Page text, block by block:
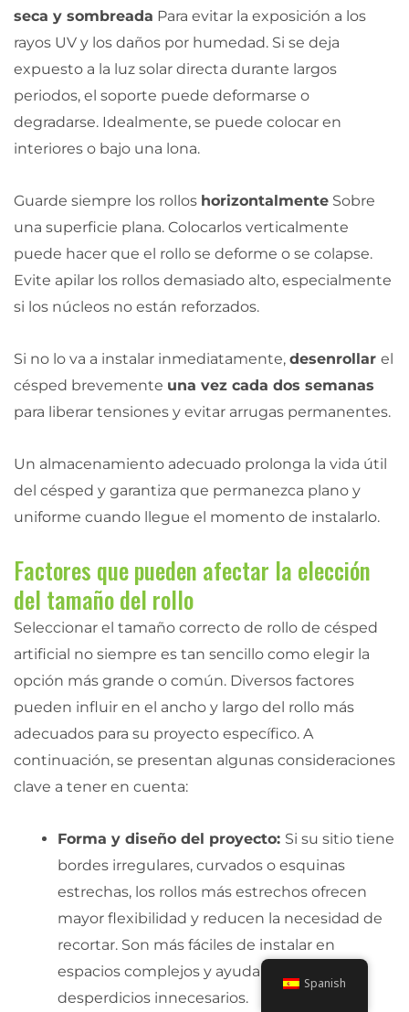
seca y sombreada Para evitar la exposición a los
rayos UV y los daños por humedad. Si se deja
expuesto a la luz solar directa durante largos
periodos, el soporte puede deformarse o
degradarse. Idealmente, se puede colocar en
interiores o bajo una lona.
Guarde siempre los rollos horizontalmente Sobre
una superficie plana. Colocarlos verticalmente
puede hacer que el rollo se deforme o se colapse.
Evite apilar los rollos demasiado alto, especialmente
si los núcleos no están reforzados.
Si no lo va a instalar inmediatamente, desenrollar el
césped brevemente una vez cada dos semanas
para liberar tensiones y evitar arrugas permanentes.
Un almacenamiento adecuado prolonga la vida útil
del césped y garantiza que permanezca plano y
uniforme cuando llegue el momento de instalarlo.
Factores que pueden afectar la elección
del tamaño del rollo
Seleccionar el tamaño correcto de rollo de césped
artificial no siempre es tan sencillo como elegir la
opción más grande o común. Diversos factores
pueden influir en el ancho y largo del rollo más
adecuados para su proyecto específico. A
continuación, se presentan algunas consideraciones
clave a tener en cuenta:
Forma y diseño del proyecto: Si su sitio tiene
bordes irregulares, curvados o esquinas
estrechas, los rollos más estrechos ofrecen
mayor flexibilidad y reducen la necesidad de
recortar. Son más fáciles de instalar en
espacios complejos y ayudan a evitar
desperdicios innecesarios.
Spanish